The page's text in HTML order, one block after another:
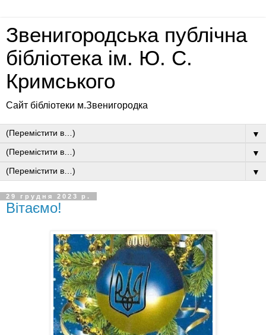
Звенигородська публічна
бібліотека ім. Ю. С.
Кримського
Сайт бібліотеки м.Звенигородка
▼
▼
▼
29 грудня 2023 р.
Вітаємо!